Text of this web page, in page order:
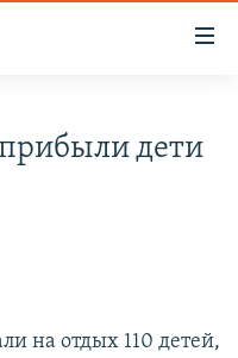
дети
на отдых 110 детей,